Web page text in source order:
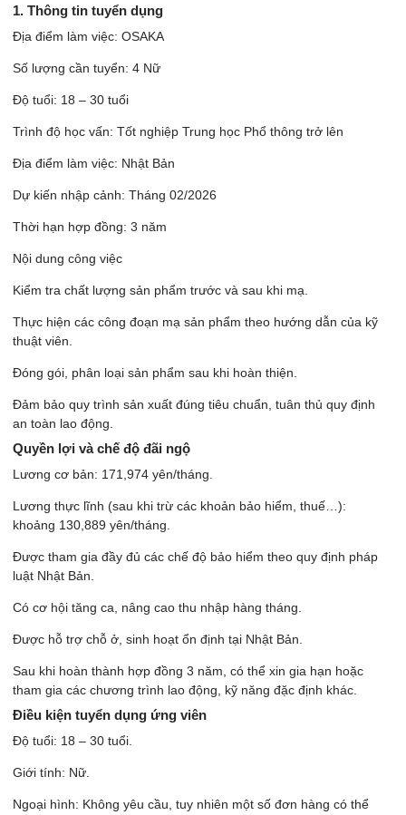
1. Thông tin tuyển dụng
Địa điểm làm việc: OSAKA
Số lượng cần tuyển: 4 Nữ
Độ tuổi: 18 – 30 tuổi
Trình độ học vấn: Tốt nghiệp Trung học Phổ thông trở lên
Địa điểm làm việc: Nhật Bản
Dự kiến nhập cảnh: Tháng 02/2026
Thời hạn hợp đồng: 3 năm
Nội dung công việc
Kiểm tra chất lượng sản phẩm trước và sau khi mạ.
Thực hiện các công đoạn mạ sản phẩm theo hướng dẫn của kỹ
thuật viên.
Đóng gói, phân loại sản phẩm sau khi hoàn thiện.
Đảm bảo quy trình sản xuất đúng tiêu chuẩn, tuân thủ quy định
an toàn lao động.
Quyền lợi và chế độ đãi ngộ
Lương cơ bản: 171,974 yên/tháng.
Lương thực lĩnh (sau khi trừ các khoản bảo hiểm, thuế…):
khoảng 130,889 yên/tháng.
Được tham gia đầy đủ các chế độ bảo hiểm theo quy định pháp
luật Nhật Bản.
Có cơ hội tăng ca, nâng cao thu nhập hàng tháng.
Được hỗ trợ chỗ ở, sinh hoạt ổn định tại Nhật Bản.
Sau khi hoàn thành hợp đồng 3 năm, có thể xin gia hạn hoặc
tham gia các chương trình lao động, kỹ năng đặc định khác.
Điều kiện tuyển dụng ứng viên
Độ tuổi: 18 – 30 tuổi.
Giới tính: Nữ.
Ngoại hình: Không yêu cầu, tuy nhiên một số đơn hàng có thể